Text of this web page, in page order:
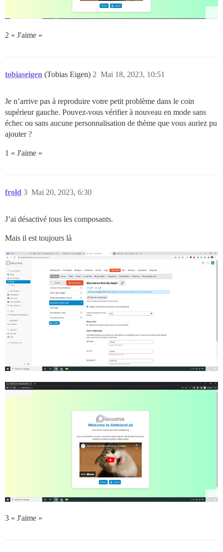
2 « J'aime »
tobiaseigen (Tobias Eigen) Mai 18, 2023, 10:51
2
Je n’arrive pas à reproduire votre petit problème dans le coin
supérieur gauche. Pouvez-vous vérifier à nouveau en mode sans
échec ou sans aucune personnalisation de thème que vous auriez pu
ajouter ?
1 « J'aime »
frold Mai 20, 2023, 6:30
3
J’ai désactivé tous les composants.
Mais il est toujours là
3 « J'aime »